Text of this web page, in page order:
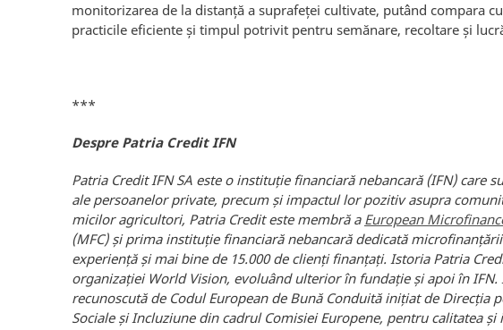
monitorizarea de la distanță a suprafeței cultivate, putând compara
practicile eficiente și timpul potrivit pentru semănare, recoltare și
***
Despre Patria Credit IFN
Patria Credit IFN SA este o instituție financiară nebancară (IFN) care
ale persoanelor private, precum și impactul lor pozitiv asupra
micilor agricultori, Patria Credit este membră a European
(MFC) și prima instituție financiarănebancară dedicată
experiență și mai bine de 15.000 de clienți finanțați. Istoria Patria
organizației World Vision, evoluând ulterior în fundație și apoi în IFN.
recunoscută de Codul European de Bună Conduită inițiat de Direcția
Sociale și Incluziune din cadrul Comisiei Europene, pentru calitatea